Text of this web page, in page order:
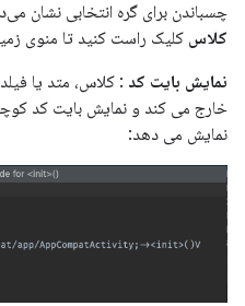
چسباندن برای گره انتخابی نشان
کلاس کلیک راست کنید تا منوی
نمایش بایت کد : کلاس، متد یا
خارج می کند و نمایش بایت کد
نمایش می دهد: